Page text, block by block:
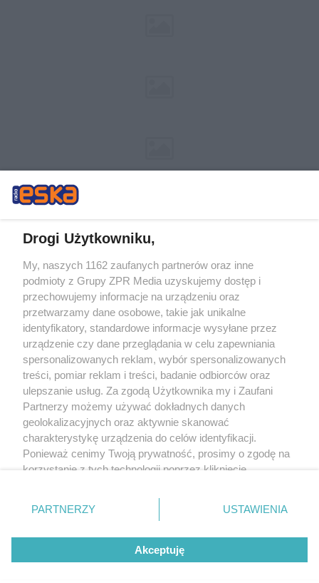
Żaden utwór zamieszczony w serwisie nie może być powielany i
rozpowszechniany lub dalej rozpowszechniany w jakikolwiek sposób (w
tym także elektroniczny lub mechaniczny) na jakimkolwiek polu
eksploatacji w jakiejkolwiek formie, włącznie z umieszczaniem w Internecie
bez pisemnej zgody właściciela praw. Jakiekolwiek użycie lub
wykorzystanie utworów w całości lub w części z naruszeniem prawa, tzn.
bez właściwej zgody, jest zabronione pod groźbą kary i może być ścigane
prawnie.
O nas
Drogi Użytkowniku,
My, naszych 1162 zaufanych partnerów oraz inne
podmioty z Grupy ZPR Media uzyskujemy dostęp i
przechowujemy informacje na urządzeniu oraz
przetwarzamy dane osobowe, takie jak unikalne
identyfikatory, standardowe informacje wysyłane przez
urządzenie czy dane przeglądania w celu zapewniania
spersonalizowanych reklam, wybór spersonalizowanych
treści, pomiar reklam i treści, badanie odbiorców oraz
ulepszanie usług. Za zgodą Użytkownika my i Zaufani
Partnerzy możemy używać dokładnych danych
geolokalizacyjnych oraz aktywnie skanować
charakterystykę urządzenia do celów identyfikacji.
Ponieważ cenimy Twoją prywatność, prosimy o zgodę na
korzystanie z tych technologii poprzez kliknięcie
zmienić/wycofać klikając przycisk ustawień prywatności
znajdujący się w lewym dolnym rogu strony
rodzaje przetwarzania danych nie wymagają zgody
użytkownika, ale masz prawo sprzeciwić się takiemu
przetwarzaniu. Preferencje będą miały zastosowanie tylko
PARTNERZY USTAWIENIA
Akceptuję